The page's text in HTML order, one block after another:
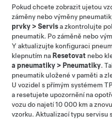
Pokud chcete zobrazit ujetou
záměny nebo výměny
prvky > Servisa zkontrolujte
pneumatik. Po záměně nebo
Y aktualizujte konfiguraci
klepnutím na Resetovat nebo
a pneumatiky > Pneumatiky.
pneumatik uložené v paměti a
U vozidel s přímým systémem
a resetujete upozornění na
vozu do najetí10 000 km a
vzorku. Aktualizací typu servisu